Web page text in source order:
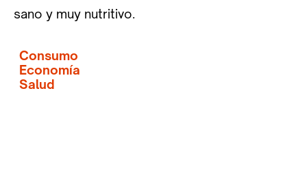
sano y muy nutritivo.
Consumo
Economía
Salud